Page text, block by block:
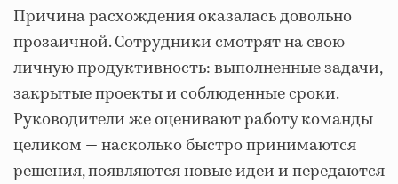
Причина расхождения оказалась довольно
прозаичной. Сотрудники смотрят на свою
личную продуктивность: выполненные задачи,
закрытые проекты и соблюденные сроки.
Руководители же оценивают работу команды
целиком — насколько быстро принимаются
решения, появляются новые идеи и передаются